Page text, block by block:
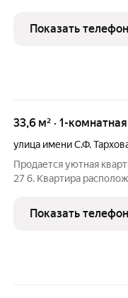
санузел, состояние
Показать телефон
33,6 м² · 1-
улица имени С.Ф.
Продается уютная
27 б. Квартира
Вход осуществляется
дополнительную
Показать телефон